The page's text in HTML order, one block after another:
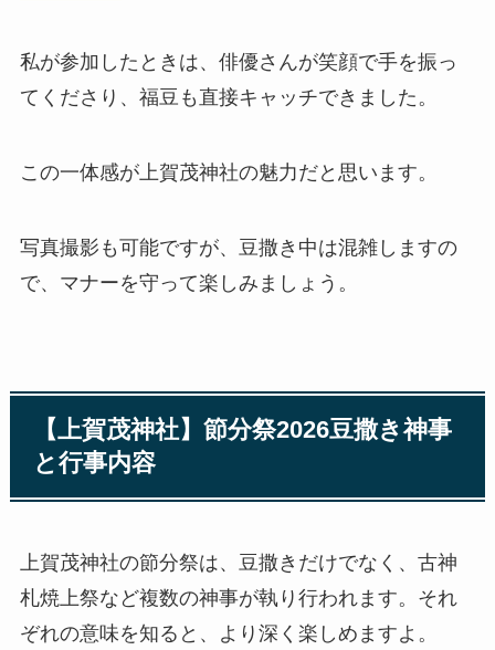
私が参加したときは、俳優さんが笑顔で手を振っ
てくださり、福豆も直接キャッチできました。
この一体感が上賀茂神社の魅力だと思います。
写真撮影も可能ですが、豆撒き中は混雑しますの
で、マナーを守って楽しみましょう。
【上賀茂神社】節分祭2026豆撒き神事
と行事内容
上賀茂神社の節分祭は、豆撒きだけでなく、古神
札焼上祭など複数の神事が執り行われます。それ
ぞれの意味を知ると、より深く楽しめますよ。